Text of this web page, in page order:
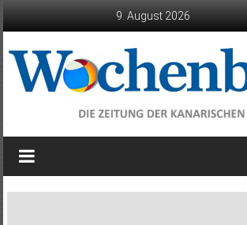
9. August 2026
Wochenblatt
die